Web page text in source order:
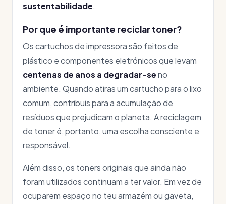
sustentabilidade.
Por que é importante reciclar toner?
Os cartuchos de impressora são feitos de
plástico e componentes eletrónicos que levam
centenas de anos a degradar-seno
ambiente. Quando atiras um cartucho para o lixo
comum, contribuis para a acumulação de
resíduos que prejudicam o planeta. A reciclagem
de toner é, portanto, uma escolha consciente e
responsável.
Além disso, os toners originais que ainda não
foram utilizados continuam a ter valor. Em vez de
ocuparem espaço no teu armazém ou gaveta,